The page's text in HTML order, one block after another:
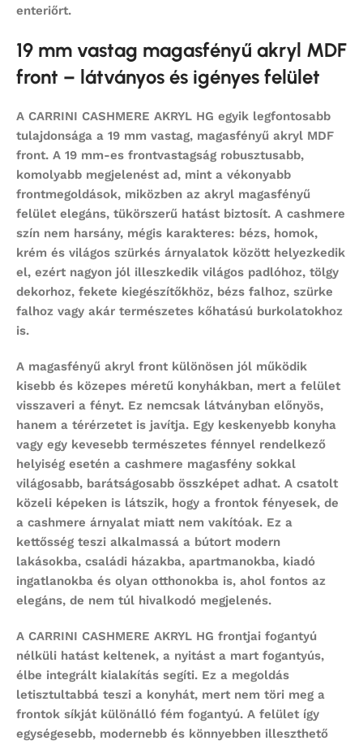
enteriőrt.
19 mm vastag magasfényű akryl MDF
front – látványos és igényes felület
A CARRINI CASHMERE AKRYL HG egyik legfontosabb
tulajdonsága a 19 mm vastag, magasfényű akryl MDF
front. A 19 mm-es frontvastagság robusztusabb,
komolyabb megjelenést ad, mint a vékonyabb
frontmegoldások, miközben az akryl magasfényű
felület elegáns, tükörszerű hatást biztosít. A cashmere
szín nem harsány, mégis karakteres: bézs, homok,
krém és világos szürkés árnyalatok között helyezkedik
el, ezért nagyon jól illeszkedik világos padlóhoz, tölgy
dekorhoz, fekete kiegészítőkhöz, bézs falhoz, szürke
falhoz vagy akár természetes kőhatású burkolatokhoz
is.
A magasfényű akryl front különösen jól működik
kisebb és közepes méretű konyhákban, mert a felület
visszaveri a fényt. Ez nemcsak látványban előnyös,
hanem a térérzetet is javítja. Egy keskenyebb konyha
vagy egy kevesebb természetes fénnyel rendelkező
helyiség esetén a cashmere magasfény sokkal
világosabb, barátságosabb összképet adhat. A csatolt
közeli képeken is látszik, hogy a frontok fényesek, de
a cashmere árnyalat miatt nem vakítóak. Ez a
kettősség teszi alkalmassá a bútort modern
lakásokba, családi házakba, apartmanokba, kiadó
ingatlanokba és olyan otthonokba is, ahol fontos az
elegáns, de nem túl hivalkodó megjelenés.
A CARRINI CASHMERE AKRYL HG frontjai fogantyú
nélküli hatást keltenek, a nyitást a mart fogantyús,
élbe integrált kialakítás segíti. Ez a megoldás
letisztultabbá teszi a konyhát, mert nem töri meg a
frontok síkját különálló fém fogantyú. A felület így
egységesebb, modernebb és könnyebben illeszthető